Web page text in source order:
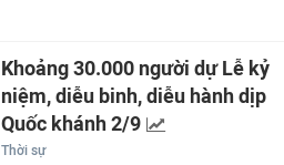
Khoảng 30.000 người dự Lễ kỷ
niệm, diễu binh, diễu hành dịp
Quốc khánh 2/9
Thời sự